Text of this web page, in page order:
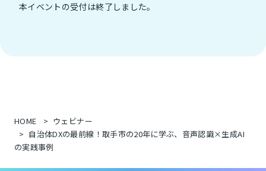
本イベントの受付は終了しました。
HOME
ウェビナー
自治体DXの最前線！取手市の20年に学ぶ、音声認識×生成AI
の実践事例